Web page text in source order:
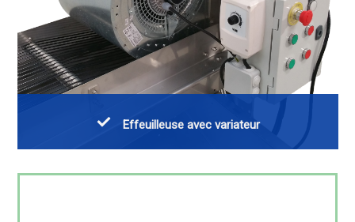
Effeuilleuse avec variateur